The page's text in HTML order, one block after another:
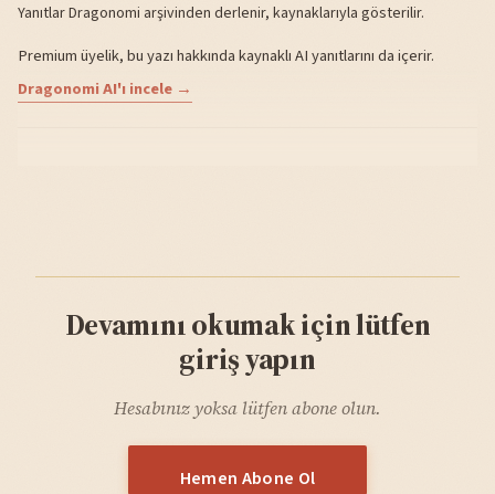
Yanıtlar Dragonomi arşivinden derlenir, kaynaklarıyla gösterilir.
Premium üyelik, bu yazı hakkında kaynaklı AI yanıtlarını da içerir.
Dragonomi AI'ı incele →
Devamını okumak için lütfen
giriş yapın
Hesabınız yoksa lütfen abone olun.
Hemen Abone Ol